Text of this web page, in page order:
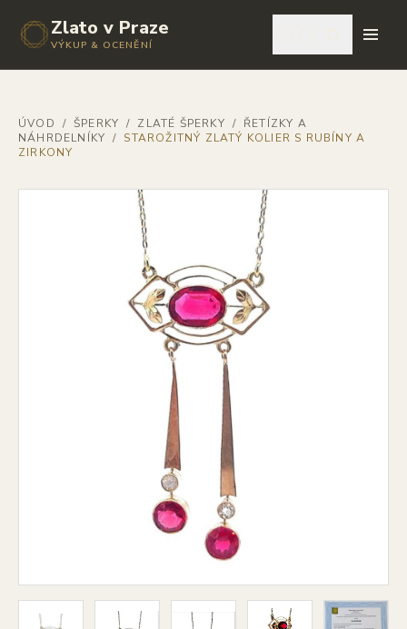
Zlato v Praze
VÝKUP & OCENĚNÍ
ÚVOD / ŠPERKY / ZLATÉ ŠPERKY / ŘETÍZKY A
NÁHRDELNÍKY / STAROŽITNÝ ZLATÝ KOLIER S RUBÍNY A
ZIRKONY